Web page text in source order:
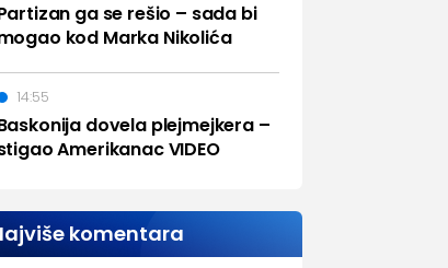
ga se rešio – sada bi
kod Marka Nikolića
dovela plejmejkera –
Amerikanac VIDEO
14:55
komentara